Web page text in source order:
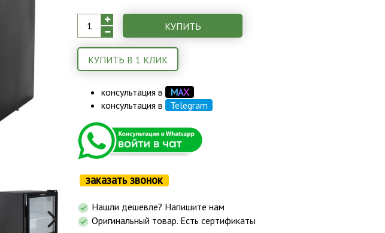
КУПИТЬ
КУПИТЬ В 1 КЛИК
консультация в МАХ
консультация в
Telegram
заказать звонок
Нашли дешевле? Напишите нам
Оригинальный товар. Есть сертификаты